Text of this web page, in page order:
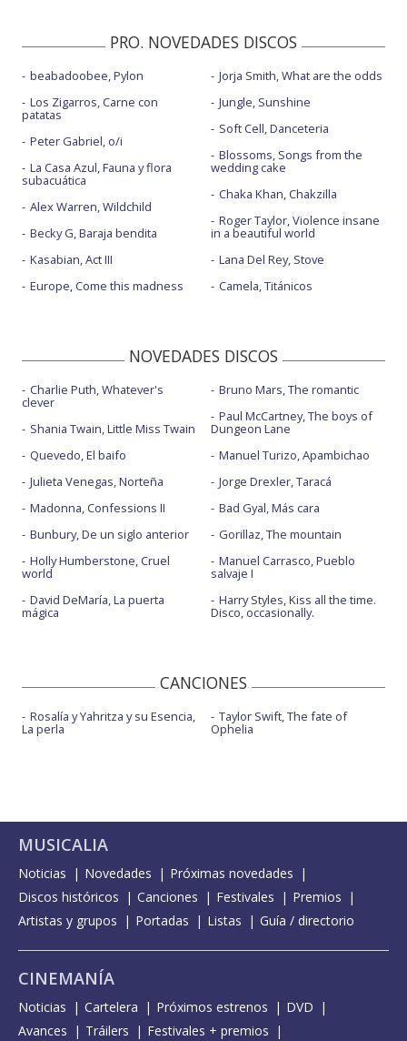
PRO. NOVEDADES DISCOS
beabadoobee, Pylon
Los Zigarros, Carne con
patatas
Peter Gabriel, o/i
La Casa Azul, Fauna y flora
subacuática
Alex Warren, Wildchild
Becky G, Baraja bendita
Kasabian, Act III
Europe, Come this madness
Jorja Smith, What are the odds
Jungle, Sunshine
Soft Cell, Danceteria
Blossoms, Songs from the
wedding cake
Chaka Khan, Chakzilla
Roger Taylor, Violence insane
in a beautiful world
Lana Del Rey, Stove
Camela, Titánicos
NOVEDADES DISCOS
Charlie Puth, Whatever's
clever
Shania Twain, Little Miss Twain
Quevedo, El baifo
Julieta Venegas, Norteña
Madonna, Confessions II
Bunbury, De un siglo anterior
Holly Humberstone, Cruel
world
David DeMaría, La puerta
mágica
Bruno Mars, The romantic
Paul McCartney, The boys of
Dungeon Lane
Manuel Turizo, Apambichao
Jorge Drexler, Taracá
Bad Gyal, Más cara
Gorillaz, The mountain
Manuel Carrasco, Pueblo
salvaje I
Harry Styles, Kiss all the time.
Disco, occasionally.
CANCIONES
Rosalía y Yahritza y su Esencia,
La perla
Taylor Swift, The fate of
Ophelia
MUSICALIA
Noticias Novedades
Próximas novedades
Discos históricos
Canciones Festivales
Premios
Artistas y grupos
Portadas Listas Guía / directorio
CINEMANÍA
Noticias Cartelera Próximos estrenos
DVD
Avances
Tráilers Festivales + premios